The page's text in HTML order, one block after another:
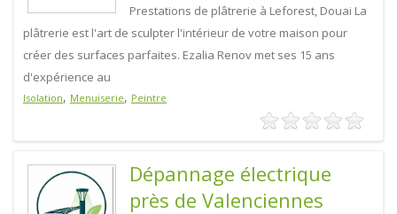
Prestations de plâtrerie à Leforest, Douai La
plâtrerie est l'art de sculpter l'intérieur de votre maison pour
créer des surfaces parfaites. Ezalia Renov met ses 15 ans
d'expérience au
Isolation, Menuiserie, Peintre
Dépannage électrique
près de Valenciennes